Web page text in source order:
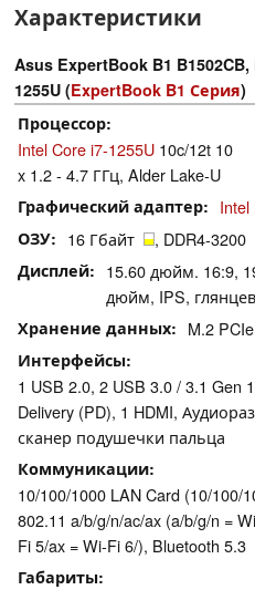
Характеристики
Asus ExpertBook B1 B1502CB,
1255U (ExpertBook B1 Серия)
Процессор
Intel Core i7-1255U 10c/12t 10
x 1.2 - 4.7 ГГц, Alder Lake-U
Графический адаптер Intel
ОЗУ 16 Гбайт , DDR4-3200
Дисплей
15.60 дюйм. 16:9,
дюйм, IPS,
Хранение данных M.2 PCIe
Интерфейсы
1 USB 2.0, 2 USB 3.0 / 3.1 Gen
Delivery (PD), 1 HDMI,
сканер подушечки пальца
Коммуникации
10/100/1000 LAN Card (10/100/
802.11 a/b/g/n/ac/ax (a/b/g/n =
Fi 5/ax = Wi-Fi 6/), Bluetooth 5.3
Габариты